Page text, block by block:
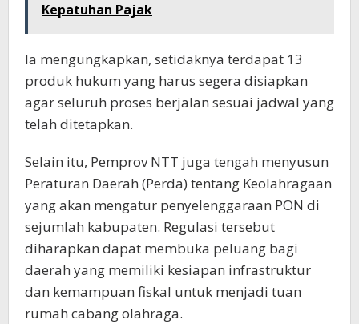
Kepatuhan Pajak
Ia mengungkapkan, setidaknya terdapat 13
produk hukum yang harus segera disiapkan
agar seluruh proses berjalan sesuai jadwal yang
telah ditetapkan.
Selain itu, Pemprov NTT juga tengah menyusun
Peraturan Daerah (Perda) tentang Keolahragaan
yang akan mengatur penyelenggaraan PON di
sejumlah kabupaten. Regulasi tersebut
diharapkan dapat membuka peluang bagi
daerah yang memiliki kesiapan infrastruktur
dan kemampuan fiskal untuk menjadi tuan
rumah cabang olahraga.